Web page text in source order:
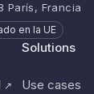
París, Francia
en la UE
↗
Solutions
Use cases